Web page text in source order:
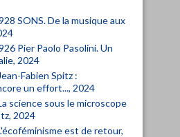
SONS. De la musique aux
Pier Paolo Pasolini. Un
2024
Fabien Spitz :
un effort..., 2024
science sous le microscope
2024
est de retour,